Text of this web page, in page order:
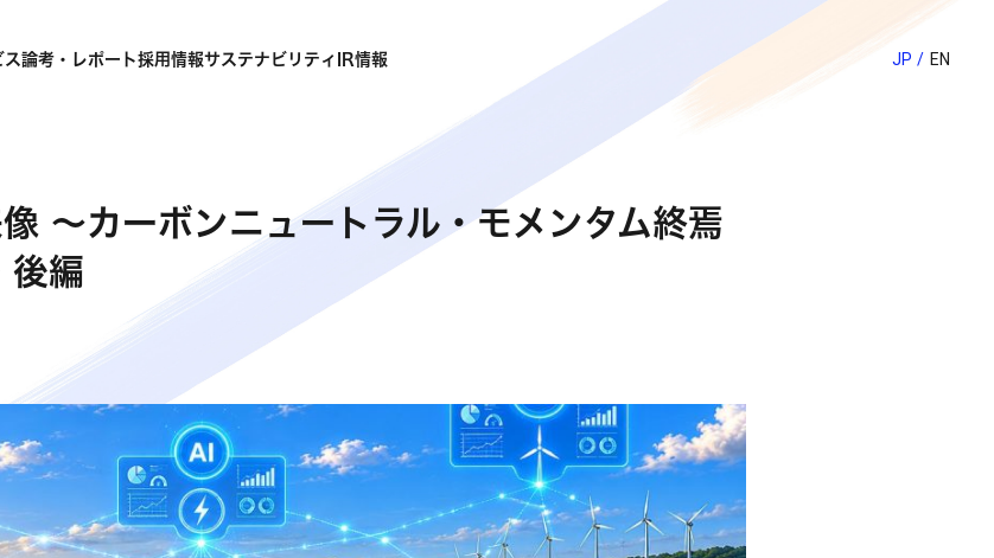
ス論考・レポート採用情報サステナビリティ IR情報 EN
JP
～カーボンニュートラル・モメンタム終焉
後編